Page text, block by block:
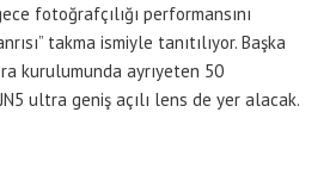
fotoğrafçılığı performansını
takma ismiyle tanıtılıyor. Başka
kurulumunda ayrıyeten 50
ultra geniş açılı lens de yer alacak.